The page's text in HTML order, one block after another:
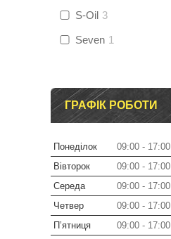
S-Oil 3
Seven 1
ГРАФІК РОБОТИ
Понеділок 09:00
17:00
Вівторок
09:00
17:00
Середа
09:00
17:00
Четвер
09:00
17:00
Пʼятниця
09:00
17:00